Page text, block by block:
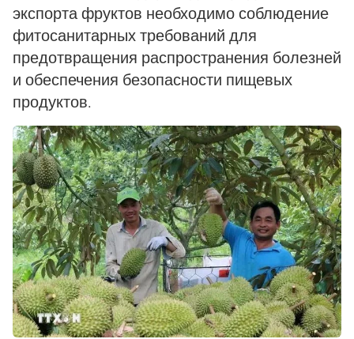
экспорта фруктов необходимо соблюдение
фитосанитарных требований для
предотвращения распространения болезней
и обеспечения безопасности пищевых
продуктов.